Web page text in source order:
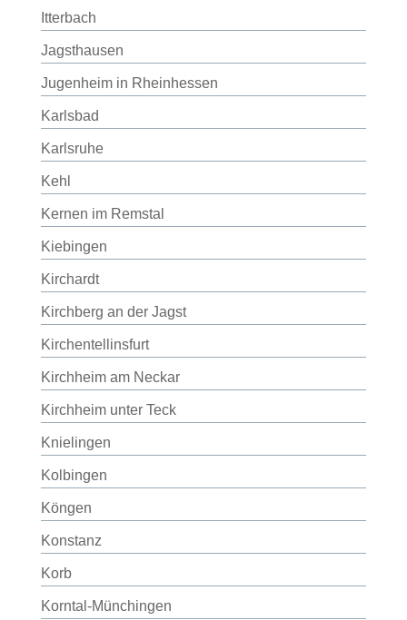
Itterbach
Jagsthausen
Jugenheim in Rheinhessen
Karlsbad
Karlsruhe
Kehl
Kernen im Remstal
Kiebingen
Kirchardt
Kirchberg an der Jagst
Kirchentellinsfurt
Kirchheim am Neckar
Kirchheim unter Teck
Knielingen
Kolbingen
Köngen
Konstanz
Korb
Korntal-Münchingen